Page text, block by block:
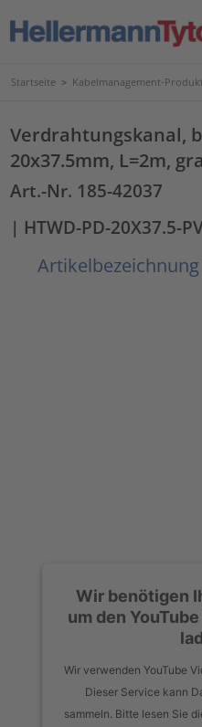
Startseite > Kabelmanagement-
Verdrahtungskanal,
20x37.5mm, L=2m,
Art.-Nr. 185-42037
| HTWD-PD-20X37.5-
Wir benötigen
um den
Wir verwenden YouTube
Dieser Service kann
sammeln. Bitte lesen Sie